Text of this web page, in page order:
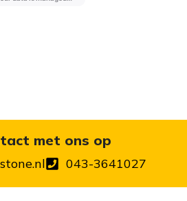
met ons op
043-3641027